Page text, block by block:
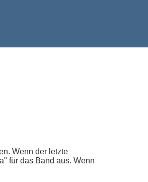
Wenn der letzte
für das Band aus. Wenn